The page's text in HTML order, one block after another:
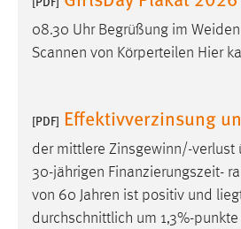
08.30 Uhr Begrüßung im
Scannen von Körperteilen Hier
[PDF] Effektivverzinsung
der mittlere Zinsgewinn/-verlust
30-jährigen Finanzierungszeit-
von 60 Jahren ist positiv und
durchschnittlich um 1,3%-
Google Ads
Name: _gcl_au
Zweck: Conversion-
Cookie Laufzeit: 3 Monate
Facebook Pixel